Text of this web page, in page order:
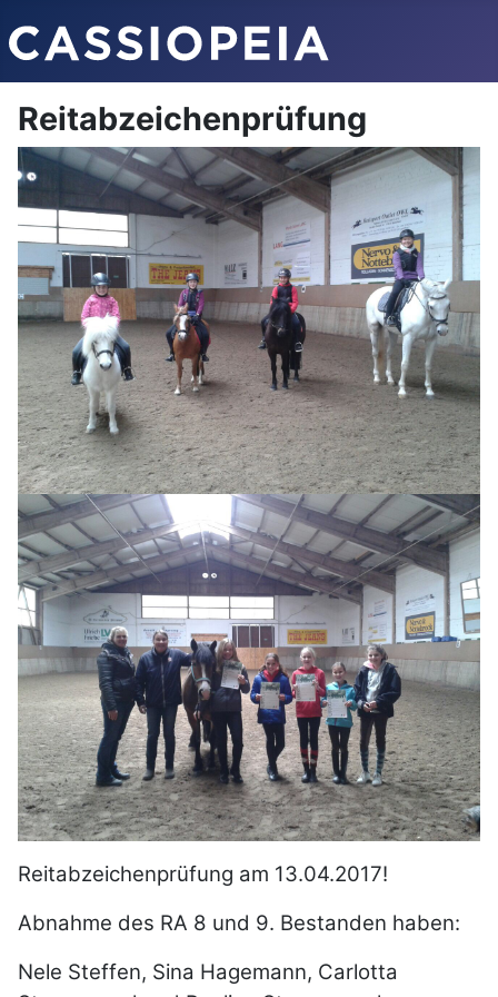
Reitabzeichenprüfung
Reitabzeichenprüfung am 13.04.2017!
Abnahme des RA 8 und 9. Bestanden haben:
Nele Steffen, Sina Hagemann, Carlotta